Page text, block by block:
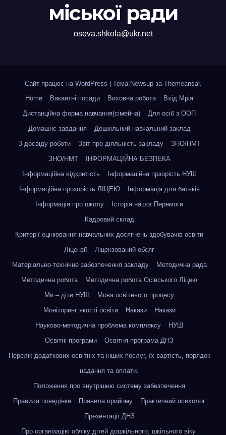
міської ради
osova.shkola@ukr.net
Сайт працює на WordPress Тема:Newsup за Themeansar.
Home
Вакантні посади Виховна робота
Вхід Мрія
Дистанційна форма навчання(сімейна)
Для осіб з ООП
Домашнє завдання
Дошкільний навчальний заклад
З досвіду роботи
Звіт про діяльність закладу
ЗНО/НМТ
ЗНО/НМТ
ІНФОРМАЦІЙНА БЕЗПЕКА
Інформаційна відкритість
Інформаційна прзорість НУШ
Інформаційна прозорість ЛІЦЕЮ
Інформація для батьків
Інформація про школу
Історія нашої Перемоги
Кадровий склад
Критерії оцінювання навчальних досягнень здобувачів освіти
Ліцензії
Ліцензований обсяг
Матеріально-технічне забезпечення закладу
Методична рада
Методична робота
Методична робота Осівського Ліцею
Ми – діти НУШ
Мова освітнього процесу
Моніторинг якості освіти
Накази
Накази
Науково-методична проблема комплексу
НУШ
Освітні програми
Освітня програма ДНЗ
Перелік додаткових освітніх та інших послуг, їх вартість, порядок
надання та оплати.
Положення про внутрішню систему забезпечення
Правила поведінки
Правила прийому
Практичний психолог
Презентації ДНЗ
Про організацію обліку дітей дошкільного, шкільного віку.